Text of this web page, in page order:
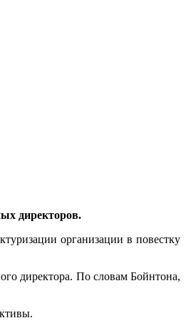
директоров.
организации в повестку
директора. По словам Бойнтона,